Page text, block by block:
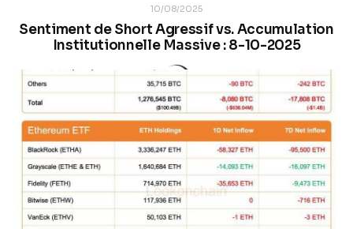
10/08/2025
Sentiment de Short Agressif vs. Accumulation
Institutionnelle Massive : 8-10-2025